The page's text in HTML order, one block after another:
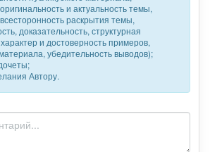
и актуальность темы,
раскрытия темы,
доказательность, структурная
и достоверность примеров,
убедительность выводов);
Автору.